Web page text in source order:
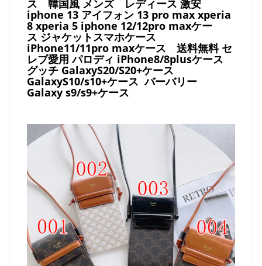
ス 韓国風 メンズ レディース 激安
iphone 13 アイフォン 13 pro max xperia
8 xperia 5 iphone 12/12pro maxケー
ス ジャケットスマホケース
iPhone11/11pro maxケース 送料無料 セ
レブ愛用 パロディ iPhone8/8plusケース
グッチ GalaxyS20/S20+ケース
GalaxyS10/s10+ケース バーバリー
Galaxy s9/s9+ケース